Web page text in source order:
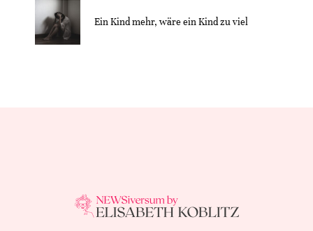
Ein Kind mehr, wäre ein Kind zu viel